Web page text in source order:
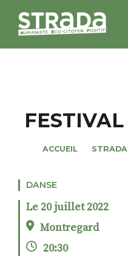
MAGAZINES
NOS THÈMES
STRADA’DATES
ALTER STRADA
ROSÉE DE MAI
ACCUEIL
DANSE
Le 20 juillet 2022
Montregard
20:30